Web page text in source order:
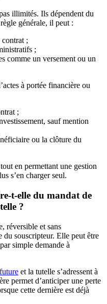
illimités. Ils dépendent du
générale, il peut :
;
;
comme un versement ou un
à portée financière ou
;
sauf mention
ou la clôture du
en permettant une gestion
s’en charger seul.
t-elle du mandat de
?
réversible et sans
du souscripteur. Elle peut être
simple demande à
et la tutelle s’adressent à
permet d’anticiper une perte
cette dernière est déjà